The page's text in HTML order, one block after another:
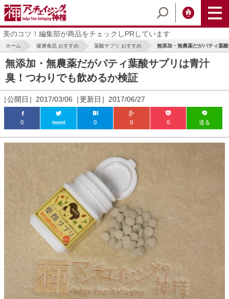
美のコツ！編集部が商品をチェックしPRしています
ホーム 健康食品 おすすめ 葉酸サプリ おすすめ 無添加・無農薬だがパティ葉
無添加・無農薬だがパティ葉酸サプリは青汁
臭！つわりでも飲めるか検証
［公開日］2017/03/06［更新日］2017/06/27
0 tweet 0 0 0 送る
antiaging/wp-
antiaging/wp-
antiaging/wp-